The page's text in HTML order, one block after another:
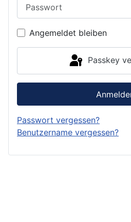
Angemeldet bleiben
Passkey
Passwort vergessen?
Benutzername vergessen?